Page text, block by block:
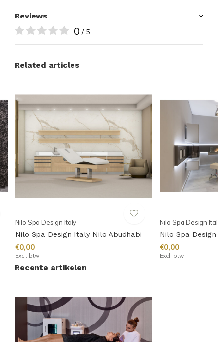
Reviews
0 / 5
Related articles
Nilo Spa Design Italy
Nilo Spa Design Italy Nilo Abudhabi
€0,00
Excl. btw
Nilo Spa Design
Nilo Spa
€0,00
Excl. btw
Recente artikelen